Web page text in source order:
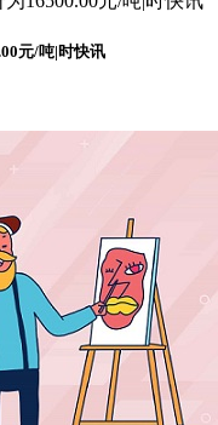
元/吨|时快讯